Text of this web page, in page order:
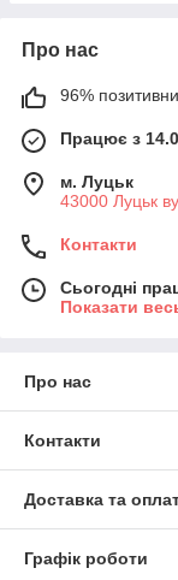
Про нас
96%
Працює з
м. Луцьк
43000 Луцьк
Контакти
Сьогодні
Показати
Про нас
Контакти
Доставка та
Графік роботи